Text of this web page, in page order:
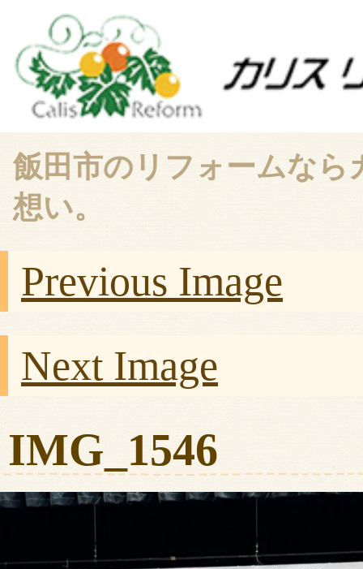
飯田市のリフォームな
想い。
Previous Image
Next Image
IMG_1546